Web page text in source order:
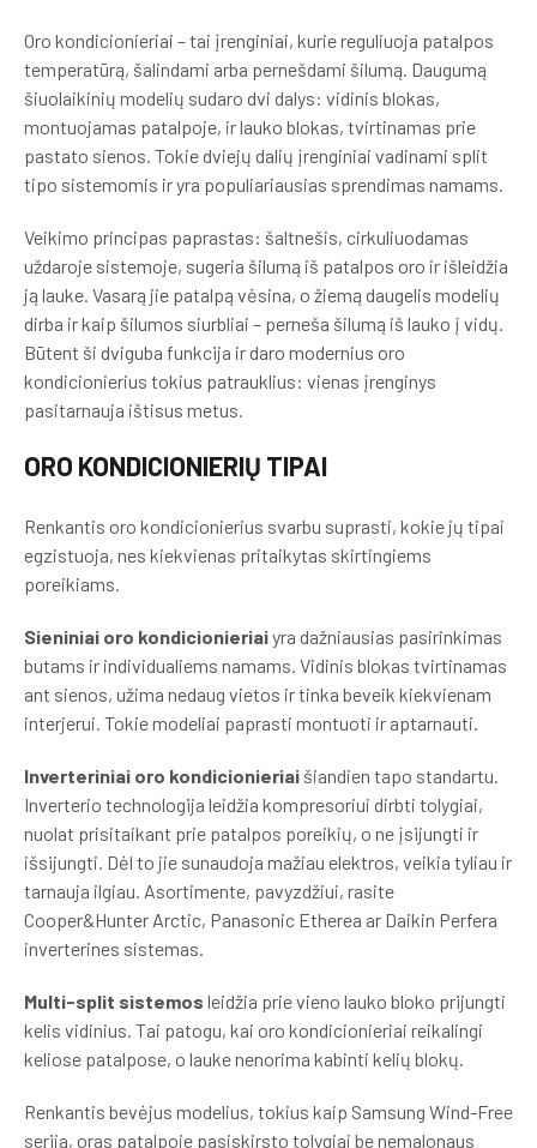
Oro kondicionieriai – tai įrenginiai, kurie reguliuoja patalpos
temperatūrą, šalindami arba pernešdami šilumą. Daugumą
šiuolaikinių modelių sudaro dvi dalys: vidinis blokas,
montuojamas patalpoje, ir lauko blokas, tvirtinamas prie
pastato sienos. Tokie dviejų dalių įrenginiai vadinami split
tipo sistemomis ir yra populiariausias sprendimas namams.
Veikimo principas paprastas: šaltnešis, cirkuliuodamas
uždaroje sistemoje, sugeria šilumą iš patalpos oro ir išleidžia
ją lauke. Vasarą jie patalpą vėsina, o žiemą daugelis modelių
dirba ir kaip šilumos siurbliai – perneša šilumą iš lauko į vidų.
Būtent ši dviguba funkcija ir daro modernius oro
kondicionierius tokius patrauklius: vienas įrenginys
pasitarnauja ištisus metus.
ORO KONDICIONIERIŲ TIPAI
Renkantis oro kondicionierius svarbu suprasti, kokie jų tipai
egzistuoja, nes kiekvienas pritaikytas skirtingiems
poreikiams.
Sieniniai oro kondicionieriaiyra dažniausias pasirinkimas
butams ir individualiems namams. Vidinis blokas tvirtinamas
ant sienos, užima nedaug vietos ir tinka beveik kiekvienam
interjerui. Tokie modeliai paprasti montuoti ir aptarnauti.
Inverteriniai oro kondicionieriai šiandien tapo standartu.
Inverterio technologija leidžia kompresoriui dirbti tolygiai,
nuolat prisitaikant prie patalpos poreikių, o ne įsijungti ir
išsijungti. Dėl to jie sunaudoja mažiau elektros, veikia tyliau ir
tarnauja ilgiau. Asortimente, pavyzdžiui, rasite
Cooper&Hunter Arctic, Panasonic Etherea ar Daikin Perfera
inverterines sistemas.
Multi-split sistemos leidžia prie vieno lauko bloko prijungti
kelis vidinius. Tai patogu, kai oro kondicionieriai reikalingi
keliose patalpose, o lauke nenorima kabinti kelių blokų.
Renkantis bevėjus modelius, tokius kaip Samsung Wind-Free
serija, oras patalpoje pasiskirsto tolygiai be nemalonaus